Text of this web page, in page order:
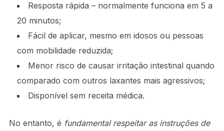
Resposta rápida – normalmente funciona em 5 a
20 minutos;
Fácil de aplicar, mesmo em idosos ou pessoas
com mobilidade reduzida;
Menor risco de causar irritação intestinal quando
comparado com outros laxantes mais agressivos;
Disponível sem receita médica.
No entanto, é fundamental respeitar as instruções de